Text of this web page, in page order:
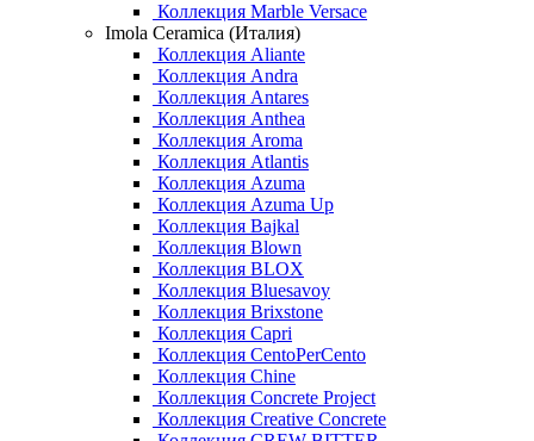
Коллекция Marble Versace
Imola Ceramica (Италия)
Коллекция Aliante
Коллекция Andra
Коллекция Antares
Коллекция Anthea
Коллекция Aroma
Коллекция Atlantis
Коллекция Azuma
Коллекция Azuma Up
Коллекция Bajkal
Коллекция Blown
Коллекция BLOX
Коллекция Bluesavoy
Коллекция Brixstone
Коллекция Capri
Коллекция CentoPerCento
Коллекция Chine
Коллекция Concrete Project
Коллекция Creative Concrete